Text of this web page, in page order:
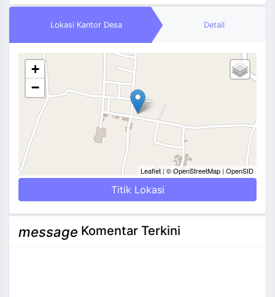
Lokasi Kantor Desa Detail
+
−
Leaflet| © OpenStreetMap| OpenSID
Titik Lokasi
message Komentar Terkini